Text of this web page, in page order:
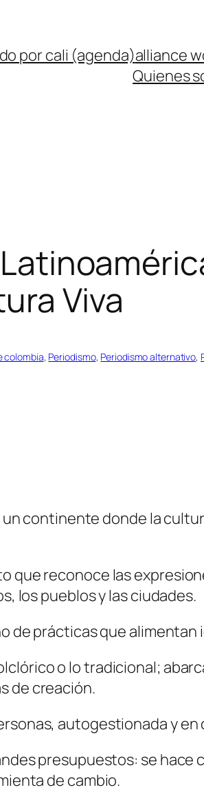
por cali (agenda)alliance
Quienes
Viva
colombia, Periodismo, Periodismo alternativo,
continente donde la
que reconoce las
los pueblos y las ciudades.
de prácticas que
o lo tradicional;
de creación.
autogestionada y
presupuestos: se hace
de cambio.